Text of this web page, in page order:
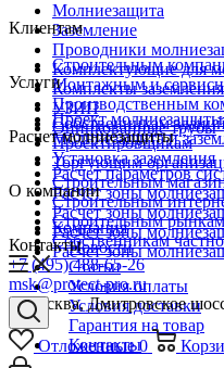
Молниезащита
Заземление
Проводники
Комплектующие для
Комплекты заземления
УЗИП
Оцинкованные трубы
Клиентам
Строительным
Монтажным и
Производственным
Собственникам
Проектировщикам
Торгующим
Строительным
Строительным
Строительным рынкам
Собственникам
Услуги
Проект молниезащиты
Молниезащита и
Установка заземления
Расчет молниезащиты
Расчет параметров
Расчет зоны
Расчет зоны
Расчет зоны
Расчет зоны
О компании
Компания
Новости
Статьи
Условия оплаты
Условия доставки
Гарантия на товар
Контакты
Контакты
+7 (495) 488-65-26
msk@protect-pro.ru
г. Москва, Дмитровское
Отложенные 0